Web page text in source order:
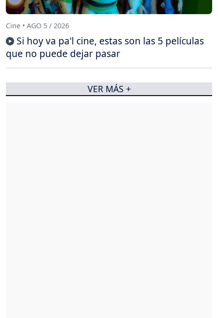
Cine • AGO 5 / 2026
Si hoy va pa'l cine, estas son las 5 películas
que no puede dejar pasar
VER MÁS +